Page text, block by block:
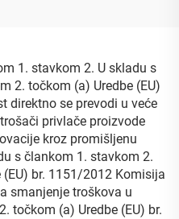
1. stavkom 2. U skladu s
2. točkom (a) Uredbe (EU)
direktno se prevodi u veće
privlače proizvode
kroz promišljenu
s člankom 1. stavkom 2.
br. 1151/2012 Komisija
smanjenje troškova u
točkom (a) Uredbe (EU) br.